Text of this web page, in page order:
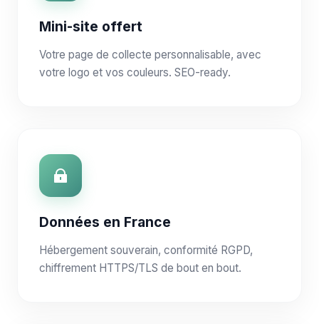
Mini-site offert
Votre page de collecte personnalisable, avec
votre logo et vos couleurs. SEO-ready.
Données en France
Hébergement souverain, conformité RGPD,
chiffrement HTTPS/TLS de bout en bout.